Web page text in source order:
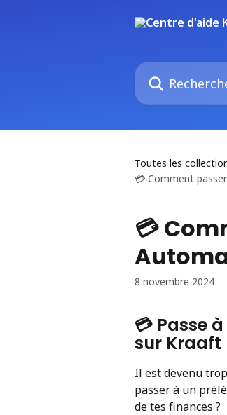
Rechercher un
Toutes les
💳 Comment
💳
8 novembre 2024
💳 Passe
sur Kraaft
Il est devenu
passer à un
de tes finances ?